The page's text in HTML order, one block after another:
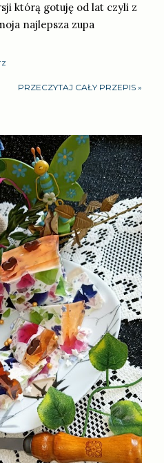
którą gotuję od lat czyli z
najlepsza zupa
PRZECZYTAJ CAŁY PRZEPIS »